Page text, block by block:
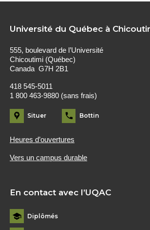
Université du Québec à
555, boulevard de l’Université
Chicoutimi (Québec)
Canada G7H 2B1
418 545-5011
1 800 463-9880 (sans frais)
Situer Bottin
Heures d’ouvertures
Vers un campus durable
En contact avec l’UQAC
Diplômés